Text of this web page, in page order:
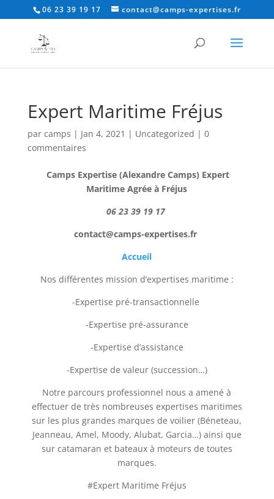
06 23 39 19 17 contact@camps-expertises.fr
Expert Maritime Fréjus
par camps | Jan 4, 2021 | Uncategorized | 0
commentaires
Camps Expertise (Alexandre Camps) Expert
Maritime Agrée à Fréjus
06 23 39 19 17
contact@camps-expertises.fr
Accueil
Nos différentes mission d’expertises maritime :
-Expertise pré-transactionnelle
-Expertise pré-assurance
-Expertise d’assistance
-Expertise de valeur (succession…)
Notre parcours professionnel nous a amené à
effectuer de très nombreuses expertises maritimes
sur les plus grandes marques de voilier (Béneteau,
Jeanneau, Amel, Moody, Alubat, Garcia…) ainsi que
sur catamaran et bateaux à moteurs de toutes
marques.
#Expert Maritime Fréjus